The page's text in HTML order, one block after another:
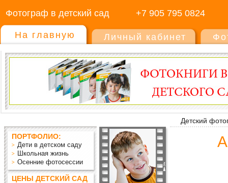
Фотограф в детский сад +7 905 795 0824
На главную Личный кабинет
Детский
ПОРТФОЛИО:
Дети в детском саду
Школьная жизнь
Осенние фотосессии
ЦЕНЫ ДЕТСКИЙ САД